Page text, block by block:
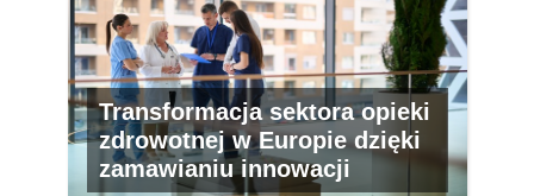
Transformacja sektora opieki
zdrowotnej w Europie dzięki
zamawianiu innowacji